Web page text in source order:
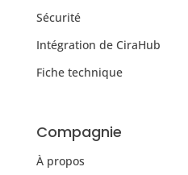
Sécurité
Intégration de CiraHub
Fiche technique
Compagnie
À propos